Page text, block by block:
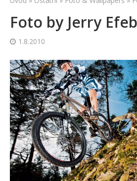
Foto by Jerry
1.8.2010